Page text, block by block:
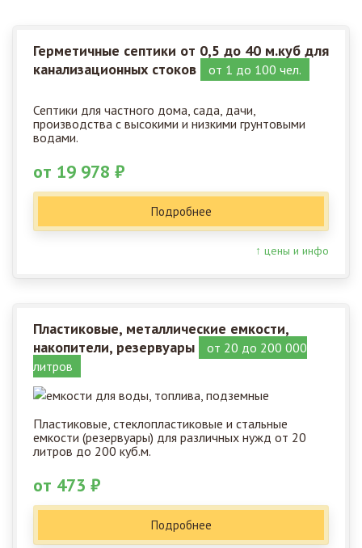
Герметичные септики от 0,5 до 40 м.куб для
канализационных стоков
от 1 до 100 чел.
Септики для частного дома, сада, дачи,
производства с высокими и низкими грунтовыми
водами.
от 19 978 ₽
Подробнее
↑ цены и инфо
Пластиковые, металлические емкости,
накопители, резервуары
от 20 до 200 000
литров
Пластиковые, стеклопластиковые и стальные
емкости (резервуары) для различных нужд от 20
литров до 200 куб.м.
от 473 ₽
Подробнее